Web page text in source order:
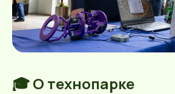
🎓 О технопарке